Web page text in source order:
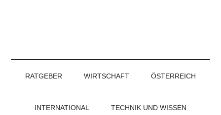
RATGEBER WIRTSCHAFT ÖSTERREICH
INTERNATIONAL TECHNIK UND WISSEN